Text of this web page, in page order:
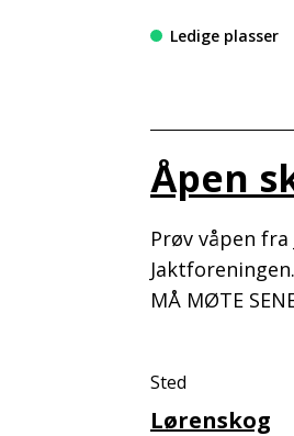
Ledige plasser
Åpen
Prøv våpen
MÅ MØTE
Sted
Lørenskog